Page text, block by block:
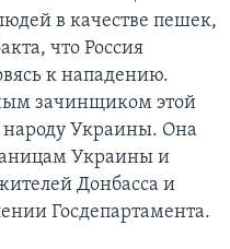
в качестве пешек,
что Россия
к нападению.
зачинщиком этой
Украины. Она
Украины и
Донбасса и
Госдепартамента.